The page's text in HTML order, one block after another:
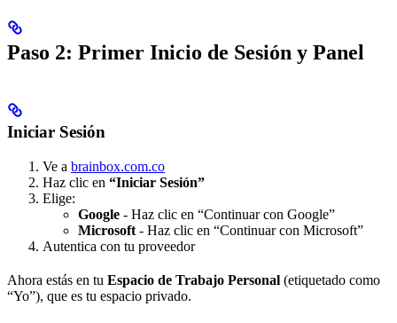
Paso 2: Primer Inicio de Sesión y Panel
Iniciar Sesión
Ve a brainbox.com.co
Haz clic en “Iniciar Sesión”
Elige:
Google - Haz clic en “Continuar con Google”
Microsoft - Haz clic en “Continuar con Microsoft”
Autentica con tu proveedor
Ahora estás en tu Espacio de Trabajo Personal (etiquetado como
“Yo”), que es tu espacio privado.